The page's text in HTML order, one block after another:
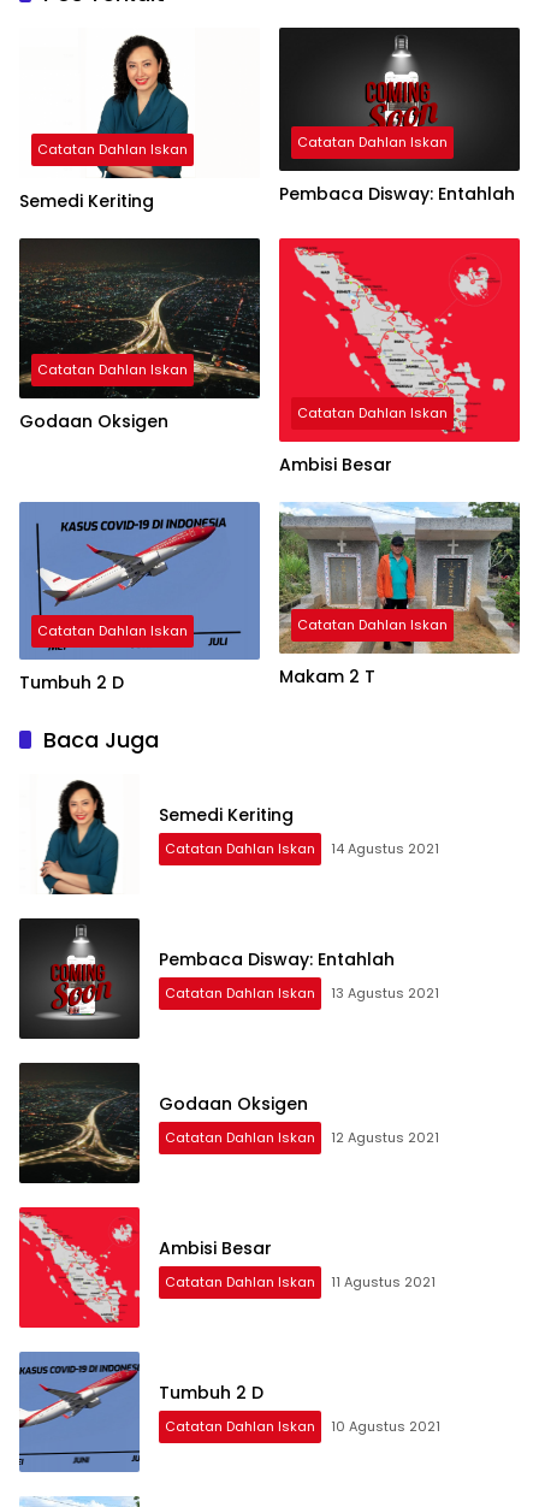
Catatan Dahlan Iskan
Semedi Keriting
Catatan Dahlan Iskan
Pembaca Disway: Entahlah
Catatan Dahlan Iskan
Godaan Oksigen Catatan Dahlan Iskan
Ambisi Besar
Catatan Dahlan Iskan
Tumbuh 2 D
Catatan Dahlan Iskan
Makam 2 T
Baca Juga
Semedi Keriting
Catatan Dahlan Iskan 14 Agustus 2021
Pembaca Disway: Entahlah
Catatan Dahlan Iskan 13 Agustus 2021
Godaan Oksigen
Catatan Dahlan Iskan 12 Agustus 2021
Ambisi Besar
Catatan Dahlan Iskan 11 Agustus 2021
Tumbuh 2 D
Catatan Dahlan Iskan 10 Agustus 2021